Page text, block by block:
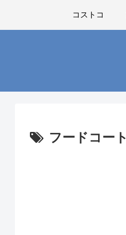
コストコ
フードコート